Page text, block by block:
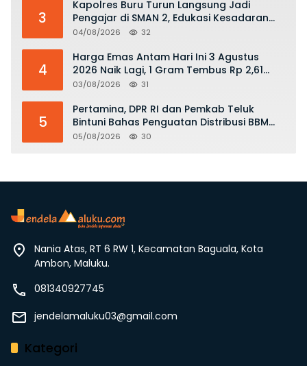
3
Kapolres Buru Turun Langsung Jadi
Pengajar di SMAN 2, Edukasi Kesadaran
Hukum dan Stop Kekerasan
04/08/2026 32
4
Harga Emas Antam Hari Ini 3 Agustus
2026 Naik Lagi, 1 Gram Tembus Rp 2,61
Juta
03/08/2026 31
5
Pertamina, DPR RI dan Pemkab Teluk
Bintuni Bahas Penguatan Distribusi BBM
dan LPG
05/08/2026 30
Nania Atas, RT 6 RW 1, Kecamatan Baguala, Kota
Ambon, Maluku.
081340927745
jendelamaluku03@gmail.com
Kategori